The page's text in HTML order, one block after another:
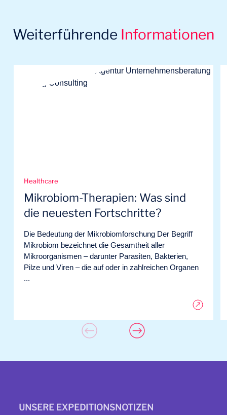
Weiterführende Informationen
Healthcare
Mikrobiom-Therapien: Was sind
die neuesten Fortschritte?
Die Bedeutung der Mikrobiomforschung Der Begriff
Mikrobiom bezeichnet die Gesamtheit aller
Mikroorganismen – darunter Parasiten, Bakterien,
Pilze und Viren – die auf oder in zahlreichen Organen
...
UNSERE EXPEDITIONSNOTIZEN